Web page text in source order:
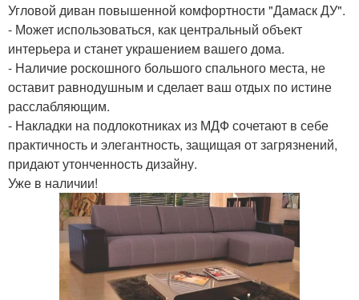
Угловой диван повышенной комфортности "Дамаск ДУ".
- Может использоваться, как центральный объект
интерьера и станет украшением вашего дома.
- Наличие роскошного большого спального места, не
оставит равнодушным и сделает ваш отдых по истине
расслабляющим.
- Накладки на подлокотниках из МДФ сочетают в себе
практичность и элегантность, защищая от загрязнений,
придают утонченность дизайну.
Уже в наличии!